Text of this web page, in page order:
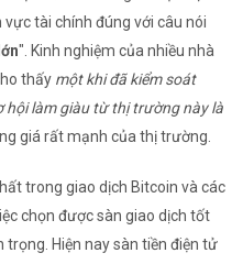
tài chính đúng với câu nói
". Kinh nghiệm của nhiều nhà
thấy một khi đã kiểm soát
hội làm giàu từ thị trường này là
giá rất mạnh của thị trường.
trong giao dịch Bitcoin và các
chọn được sàn giao dịch tốt
trọng. Hiện nay sàn tiền điện tử